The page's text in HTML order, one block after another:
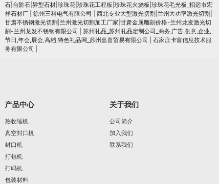
石|台阶石|异型石材|珍珠花|珍珠花工程板|珍珠花火烧板|珍珠花毛光板_招远市宏
祥石材厂
徐州三科电气有限公司
西北专业大型激光切割|兰州大功率激光切割|
甘肃不锈钢激光切割|兰州激光切割加工厂家|甘肃金属雕刻价格-兰州龙发激光切
割-兰州龙发不锈钢有限公司
苏州礼品_苏州礼品定制公司_商务,广告,创意,企业,
节日,年会,展会,高档,特色礼品网_苏州嘉喜贸易有限公司
石家庄卡富信息技术服
务有限公司
产品中心
热收缩机
真空封口机
封口机
打包机
打码机
包装材料
关于我们
公司简介
加入我们
联系我们